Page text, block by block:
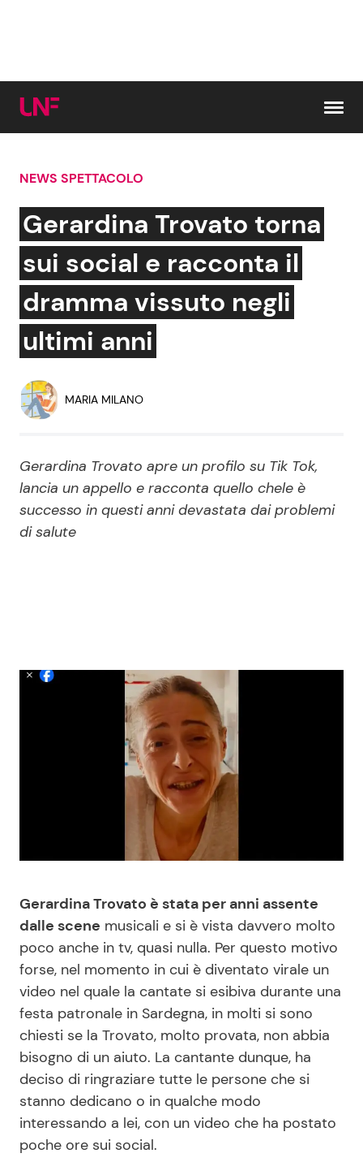
Cerca:
News e Cronaca
Attualità Italiana
Dal Mondo
Economia
Persone Scomparse
Politica
Gossip e TV
Bellezze VIP
Reality e Talent
Soap Opera
News Spettacolo
News benessere
Salute
Viaggi e Turismo
Festività
Cucina e Ricette
Consigli di Cucina
Dolci
Primi Piatti
Ricette Facili e Veloci
Ricette Feste
Ricette per Bambini
Seguici
NEWS SPETTACOLO
Gerardina Trovato torna
sui social e racconta il
dramma vissuto negli
ultimi anni
MARIA MILANO
Gerardina Trovato apre un profilo su Tik Tok,
lancia un appello e racconta quello chele è
successo in questi anni devastata dai problemi
di salute
Gerardina Trovato è stata per anni assente
dalle scene musicali e si è vista davvero molto
poco anche in tv, quasi nulla. Per questo motivo
forse, nel momento in cui è diventato virale un
video nel quale la cantate si esibiva durante una
festa patronale in Sardegna, in molti si sono
chiesti se la Trovato, molto provata, non abbia
bisogno di un aiuto. La cantante dunque, ha
deciso di ringraziare tutte le persone che si
stanno dedicano o in qualche modo
interessando a lei, con un video che ha postato
poche ore sui social.